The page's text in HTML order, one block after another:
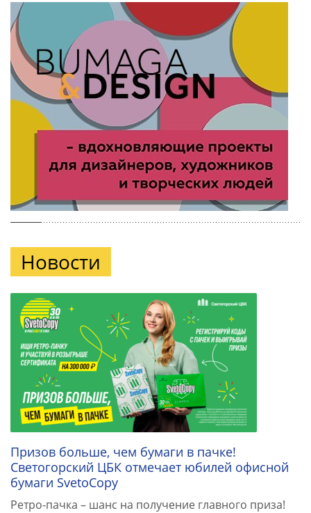
Новости
Призов больше, чем бумаги в пачке!
Светогорский ЦБК отмечает юбилей офисной
бумаги SvetoCopy
Ретро-пачка – шанс на получение главного приза!